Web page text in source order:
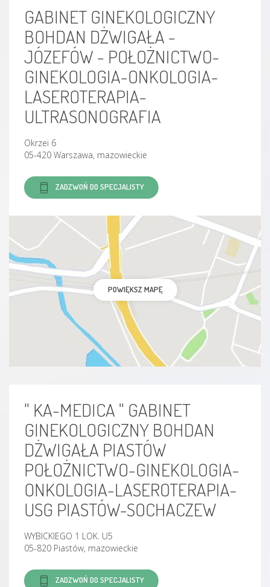
GABINET GINEKOLOGICZNY
BOHDAN DŻWIGAŁA -
JÓZEFÓW - POŁOŻNICTWO-
GINEKOLOGIA-ONKOLOGIA-
LASEROTERAPIA-
ULTRASONOGRAFIA
Okrzei 6
05-420 Warszawa, mazowieckie
ZADZWOŃ DO SPECJALISTY
POWIĘKSZ MAPĘ
" KA-MEDICA " GABINET
GINEKOLOGICZNY BOHDAN
DŻWIGAŁA PIASTÓW
POŁOŻNICTWO-GINEKOLOGIA-
ONKOLOGIA-LASEROTERAPIA-
USG PIASTÓW-SOCHACZEW
WYBICKIEGO 1 LOK. U5
05-820 Piastów, mazowieckie
ZADZWOŃ DO SPECJALISTY